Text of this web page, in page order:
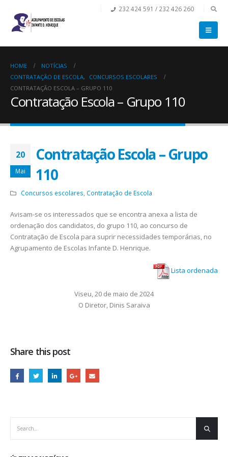
232 424 591 / 232 426 260
HOME
NOTÍCIAS
CONTRATAÇÃO DE ESCOLA,
CONCURSOS ESCOLARES
CONTRATAÇÃO ESCOLA – GRUPO 110
Contratação Escola – Grupo 110
20
Mai
Contratação Escola – Grupo
110
Concursos escolares Contratação de Escola
Avisam-se os interessados que se encontra anexa a lista de
ordenação dos candidatos, do grupo 110, ao concurso de
Contratação de Escola para suprir necessidades temporárias, no
Agrupamento de Escolas Infante D. Henrique.
Lista ordenada
Viseu, 20 de maio de 2024
O Diretor, Dinis Saraiva
Share this post